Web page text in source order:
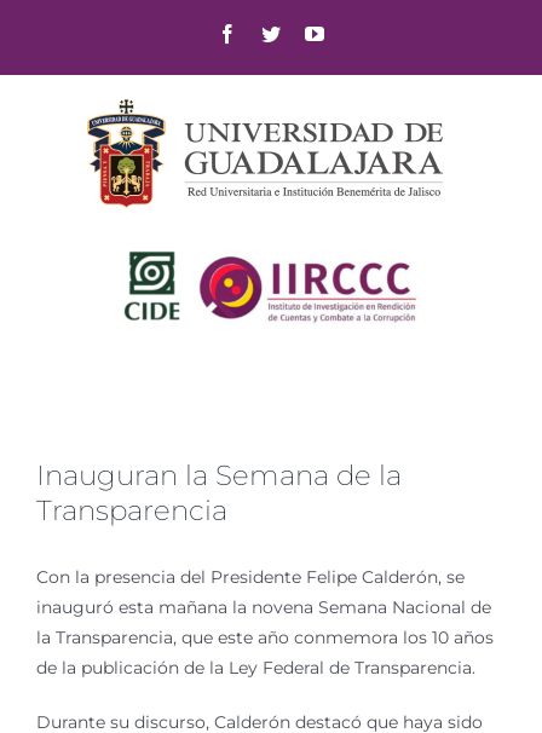
content
Facebook
TwitterYouTube
Inauguran la Semana de la
Transparencia
Con la presencia del Presidente Felipe Calderón, se
inauguró esta mañana la novena Semana Nacional de
la Transparencia, que este año conmemora los 10 años
de la publicación de la Ley Federal de Transparencia.
Durante su discurso, Calderón destacó que haya sido